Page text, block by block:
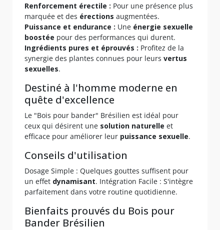
Renforcement érectile : Pour une présence plus
marquée et des érections augmentées.
Puissance et endurance : Une énergie sexuelle
boostée pour des performances qui durent.
Ingrédients pures et éprouvés : Profitez de la
synergie des plantes connues pour leurs vertus
sexuelles.
Destiné à l'homme moderne en
quête d'excellence
Le "Bois pour bander" Brésilien est idéal pour
ceux qui désirent une solution naturelle et
efficace pour améliorer leur puissance sexuelle.
Conseils d'utilisation
Dosage Simple : Quelques gouttes suffisent pour
un effet dynamisant. Intégration Facile : S'intègre
parfaitement dans votre routine quotidienne.
Bienfaits prouvés du Bois pour
Bander Brésilien